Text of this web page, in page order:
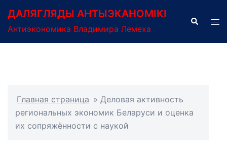
содержимому
ДАЛЯГЛЯДЫ АНТЫЭКАНОМІКІ
Антиэкономика Владимира Лемеха
Поиск
Главная страница » Деловая активность
региональных экономик Беларуси и оценка
их сопряжённости с наукой